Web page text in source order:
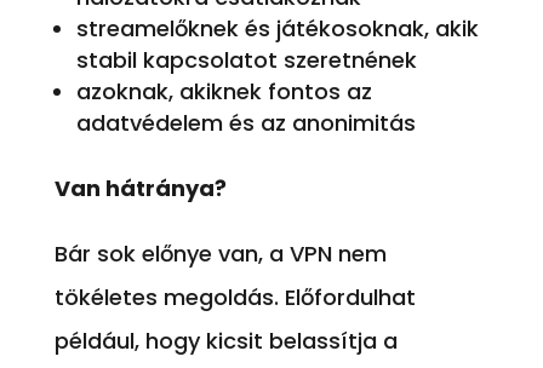
streamelőknek és játékosoknak, akik
stabil kapcsolatot szeretnének
azoknak, akiknek fontos az
adatvédelem és az anonimitás
Van hátránya?
Bár sok előnye van, a VPN nem
tökéletes megoldás. Előfordulhat
például, hogy kicsit belassítja a